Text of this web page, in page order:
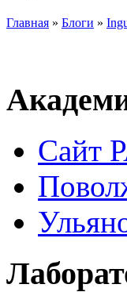
Главная » Блоги »
Сайт